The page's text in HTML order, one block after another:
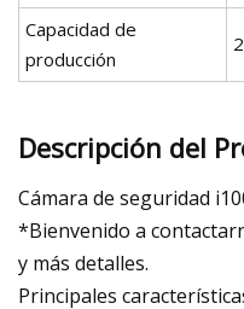
Capacidad de
producción
Descripción del
Cámara de seguridad
*Bienvenido a
y más detalles.
Principales